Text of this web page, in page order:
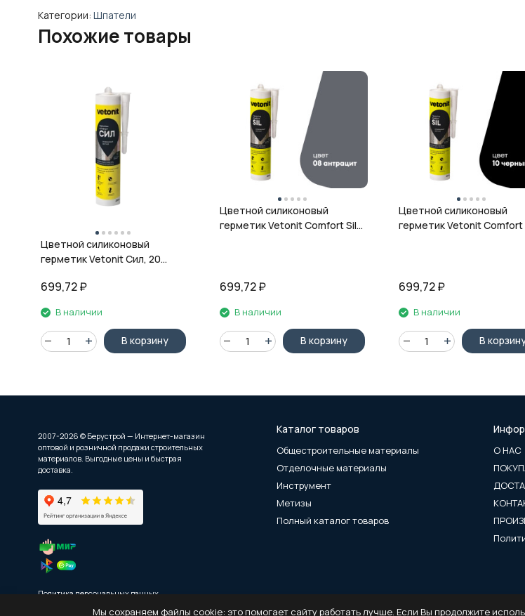
Категории: Шпатели
Похожие товары
Цветной силиконовый
герметик Vetonit Сил, 20
699,72 ₽
В наличии
В корзину
Цветной силиконовый
герметик Vetonit Comfort Sil,
699,72₽
В наличии
В корзину
Цветной силиконовый
герметик Vetonit Comfort
699,72₽
В наличии
В
2007-2026 © Берустрой — Интернет-магазин
оптовой и розничной продажи строительных
материалов. Выгодные цены и быстрая
доставка.
Политика персональных данных
Каталог товаров
Общестроительные материалы
Отделочные материалы
Инструмент
Метизы
Полный каталог товаров
О НАС
Мы сохраняем файлы cookie: это помогает сайту работать лучше. Если Вы продолжите